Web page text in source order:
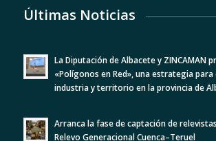
Últimas Noticias
La Diputación de Albacete y ZINCAMAN
«Polígonos en Red», una estrategia
industria y territorio en la provincia de
Arranca la fase de captación de
Relevo Generacional Cuenca–Teruel